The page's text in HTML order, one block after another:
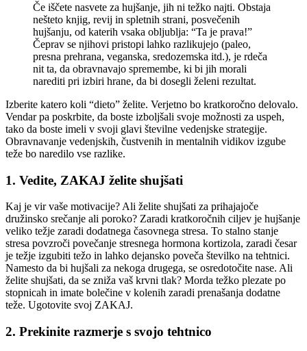
Če iščete nasvete za hujšanje, jih ni težko najti. Obstaja
nešteto knjig, revij in spletnih strani, posvečenih
hujšanju, od katerih vsaka obljublja: “Ta je prava!”
Čeprav se njihovi pristopi lahko razlikujejo (paleo,
presna prehrana, veganska, sredozemska itd.), je rdeča
nit ta, da obravnavajo spremembe, ki bi jih morali
narediti pri izbiri hrane, da bi dosegli želeni rezultat.
Izberite katero koli “dieto” želite. Verjetno bo kratkoročno delovalo.
Vendar pa poskrbite, da boste izboljšali svoje možnosti za uspeh,
tako da boste imeli v svoji glavi številne vedenjske strategije.
Obravnavanje vedenjskih, čustvenih in mentalnih vidikov izgube
teže bo naredilo vse razlike.
1. Vedite, ZAKAJ želite shujšati
Kaj je vir vaše motivacije? Ali želite shujšati za prihajajoče
družinsko srečanje ali poroko? Zaradi kratkoročnih ciljev je hujšanje
veliko težje zaradi dodatnega časovnega stresa. To stalno stanje
stresa povzroči povečanje stresnega hormona kortizola, zaradi česar
je težje izgubiti težo in lahko dejansko poveča številko na tehtnici.
Namesto da bi hujšali za nekoga drugega, se osredotočite nase. Ali
želite shujšati, da se zniža vaš krvni tlak? Morda težko plezate po
stopnicah in imate bolečine v kolenih zaradi prenašanja dodatne
teže. Ugotovite svoj ZAKAJ.
2. Prekinite razmerje s svojo tehtnico